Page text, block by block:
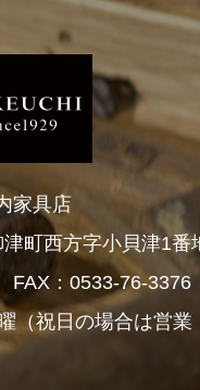
家具店
町西方字小貝津1番
：0533-76-3376
祝日の場合は営業